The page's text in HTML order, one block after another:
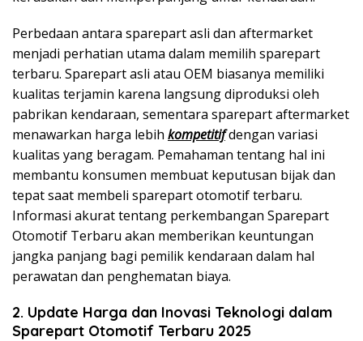
Perbedaan antara sparepart asli dan aftermarket
menjadi perhatian utama dalam memilih sparepart
terbaru. Sparepart asli atau OEM biasanya memiliki
kualitas terjamin karena langsung diproduksi oleh
pabrikan kendaraan, sementara sparepart aftermarket
menawarkan harga lebih kompetitifdengan variasi
kualitas yang beragam. Pemahaman tentang hal ini
membantu konsumen membuat keputusan bijak dan
tepat saat membeli sparepart otomotif terbaru.
Informasi akurat tentang perkembangan Sparepart
Otomotif Terbaru akan memberikan keuntungan
jangka panjang bagi pemilik kendaraan dalam hal
perawatan dan penghematan biaya.
2. Update Harga dan Inovasi Teknologi dalam
Sparepart Otomotif Terbaru 2025